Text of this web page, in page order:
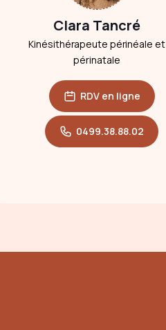
Clara Tancré
Kinésithérapeute périnéale et
périnatale
RDV en ligne
0499.38.88.02